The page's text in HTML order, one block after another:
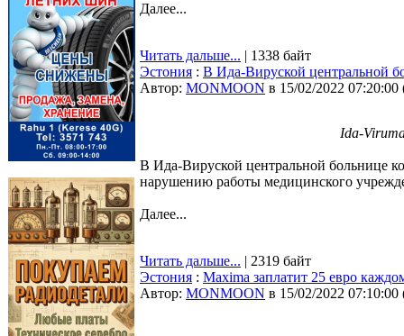
Далее...
Читать дальше... | 1338 байт
Эстония : В Ида-Вируской центральной
Автор: MONMOON в 15/02/2022 07:20:00
Ida-
В Ида-Вируской центральной больнице
нарушению работы медицинского
Далее...
Читать дальше... | 2319 байт
Эстония : Maxima заплатит 25 евро
Автор: MONMOON в 15/02/2022 07:10:00